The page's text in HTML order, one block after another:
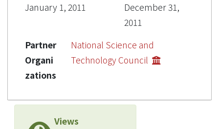
January 1, 2011
December 31,
2011
Partner
Organi
zations
National Science and
Technology Council
Views